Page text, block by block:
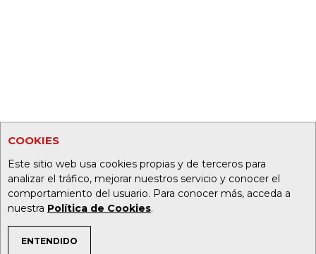
COOKIES
Este sitio web usa cookies propias y de terceros para
analizar el tráfico, mejorar nuestros servicio y conocer el
comportamiento del usuario. Para conocer más, acceda a
nuestra Política de Cookies.
ENTENDIDO